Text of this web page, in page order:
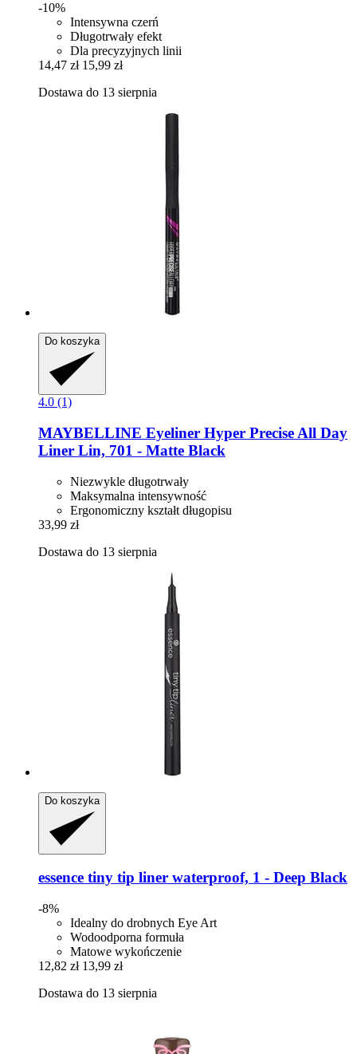
-10%
Intensywna czerń
Długotrwały efekt
Dla precyzyjnych linii
14,47 zł 15,99 zł
Dostawa do 13 sierpnia
Do koszyka
4.0 (1)
MAYBELLINE Eyeliner Hyper Precise All Day
Liner Lin, 701 -​ Matte Black
Niezwykle długotrwały
Maksymalna intensywność
Ergonomiczny kształt długopisu
33,99 zł
Dostawa do 13 sierpnia
Do koszyka
essence tiny tip liner waterproof, 1 -​ Deep Black
-8%
Idealny do drobnych Eye Art
Wodoodporna formuła
Matowe wykończenie
12,82 zł 13,99 zł
Dostawa do 13 sierpnia